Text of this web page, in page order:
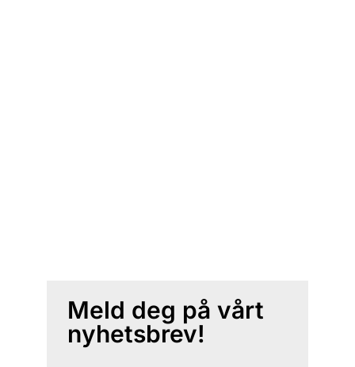
Meld deg på vårt
nyhetsbrev!